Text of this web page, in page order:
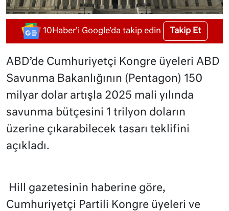
10Haber'i Google'da takip edin Takip Et
ABD’de Cumhuriyetçi Kongre üyeleri ABD
Savunma Bakanlığının (Pentagon) 150
milyar dolar artışla 2025 mali yılında
savunma bütçesini 1 trilyon doların
üzerine çıkarabilecek tasarı teklifini
açıkladı.
Hill gazetesinin haberine göre,
Cumhuriyetçi Partili Kongre üyeleri ve